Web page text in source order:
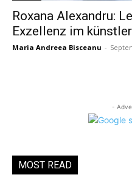
Roxana Alexandru:
Exzellenz im
Maria Andreea Bisceanu -
-
MOST READ